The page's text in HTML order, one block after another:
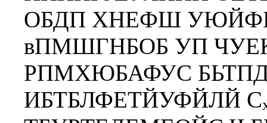
ОБДП ХНЕФШ
вПМШГНБОБ УП
РПМХЮБАФУС
ИБТБЛФЕТЙУФЙЛЙ C